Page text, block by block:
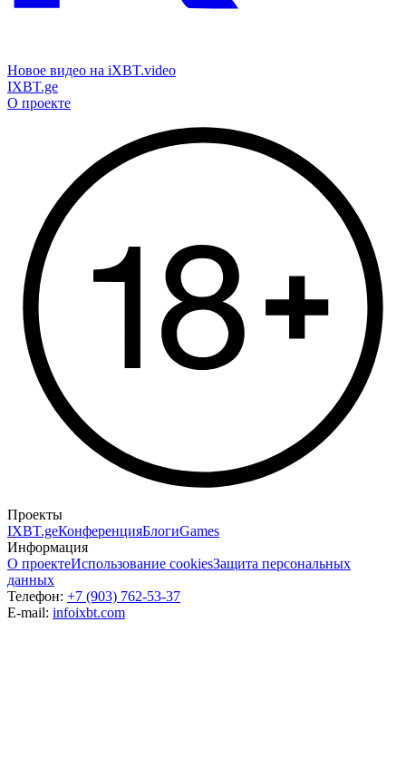
Новое видео на iXBT.video
IXBT.ge
О проекте
Проекты
IXBT.geКонференцияБлогиGames
Информация
О проектеИспользование cookiesЗащита персональных
данных
Телефон: +7 (903) 762-53-37
E-mail: infoixbt.com